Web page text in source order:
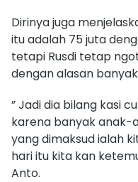
Dirinya juga
itu adalah 75 juta
tetapi Rusdi tetap
dengan alasan
” Jadi dia bilang kasi
karena banyak anak-
yang dimaksud ialah
hari itu kita kan
Anto.